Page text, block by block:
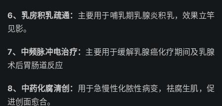
6、乳房积乳疏通： 主要用于哺乳期乳腺炎积乳，效果立竿
见影。
7、中频脉冲电治疗： 主要用于缓解乳腺癌化疗期间及乳腺
术后胃肠道反应
8、中药化腐清创： 用于急慢性化脓性病变，祛腐生肌，促
进创面愈合。